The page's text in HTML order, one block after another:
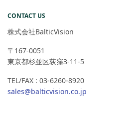
CONTACT US
株式会社BalticVision
〒167-0051
東京都杉並区荻窪3-11-5
TEL/FAX : 03-6260-8920
sales@balticvision.co.jp